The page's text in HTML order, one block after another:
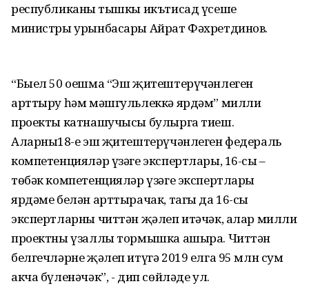
республиканың тышкы икътисад үсеше
министры урынбасары Айрат Фәхретдинов.
“Быел 50 оешма “Эш җитештерүчәнлеген
арттыру һәм мәшгульлеккә ярдәм” милли
проекты катнашучысы булырга тиеш.
Аларның18-е эш җитештерүчәнлеген федераль
компетенцияләр үзәге экспертлары, 16-сы –
төбәк компетенцияләр үзәге экспертлары
ярдәме белән арттырачак, тагы да 16-сы
экспертларны читтән җәлеп итәчәк, алар милли
проектны үзаллы тормышка ашыра. Читтән
белгечләрне җәлеп итүгә 2019 елга 95 млн сум
акча бүленәчәк”, - дип сөйләде ул.